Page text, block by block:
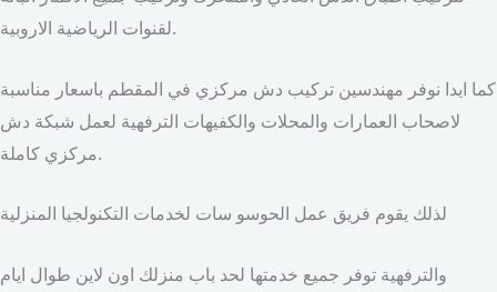
لقنوات الرياضية الاروبية.
كما ايدا نوفر مهندسين تركيب دش مركزي في المقطم باسعار مناسبة
لاصحاب العمارات والمحلات والكفيهات الترفهية لعمل شبكة دش
مركزي كاملة.
لذلك يقوم فريق عمل الحوسو سات لخدمات التكنولجيا المنزلية
والترفهية توفر جميع خدمتها لحد باب منزلك اون لاين طوال ايام